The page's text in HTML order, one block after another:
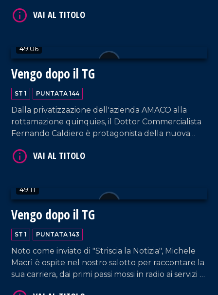
salotto pomeridiano.
49:06
Vengo dopo il TG
ST 1 PUNTATA 144
Dalla privatizzazione dell'azienda AMACO alla
rottamazione quinquies, il Dottor Commercialista
Fernando Caldiero è protagonista della nuova
49:11
Vengo dopo il TG
ST 1 PUNTATA 143
Noto come inviato di "Striscia la Notizia", Michele
Macrì è ospite nel nostro salotto per raccontare la
sua carriera, dai primi passi mossi in radio ai servizi di
VAI AL TITOLO